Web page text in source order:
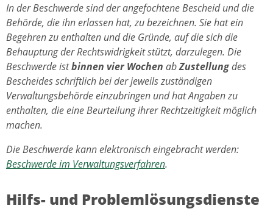
In der Beschwerde sind der angefochtene Bescheid und die
Behörde, die ihn erlassen hat, zu bezeichnen. Sie hat ein
Begehren zu enthalten und die Gründe, auf die sich die
Behauptung der Rechtswidrigkeit stützt, darzulegen. Die
Beschwerde istbinnen vier Wochen abZustellungdes
Bescheides schriftlich bei der jeweils zuständigen
Verwaltungsbehörde einzubringen und hat Angaben zu
enthalten, die eine Beurteilung ihrer Rechtzeitigkeit möglich
machen.
Die Beschwerde kann elektronisch eingebracht werden:
Beschwerde im Verwaltungsverfahren.
Hilfs- und Problemlösungsdienste